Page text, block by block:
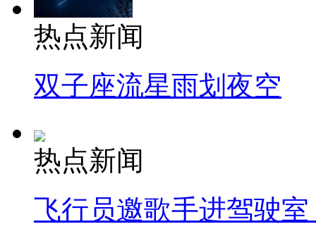
热点新闻
双子座流星雨划夜空
热点新闻
飞行员邀歌手进驾驶